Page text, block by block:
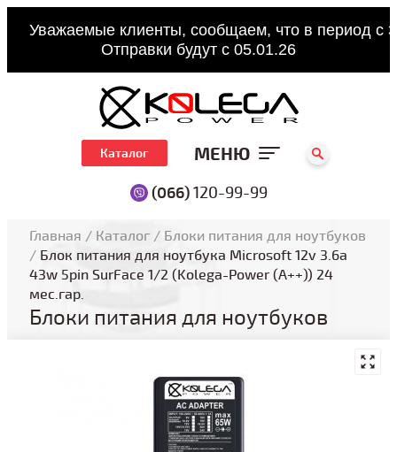
Уважаемые клиенты, сообщаем, что в период с
Отправки будут с 05.01.26
(066)120-99-99
Каталог МЕНЮ
Главная / Каталог / Блоки питания для ноутбуков
/ Блок питания для ноутбука Microsoft 12v 3.6a
43w 5pin SurFace 1/2 (Kolega-Power (A++)) 24
мес.гар.
Блоки питания для ноутбуков